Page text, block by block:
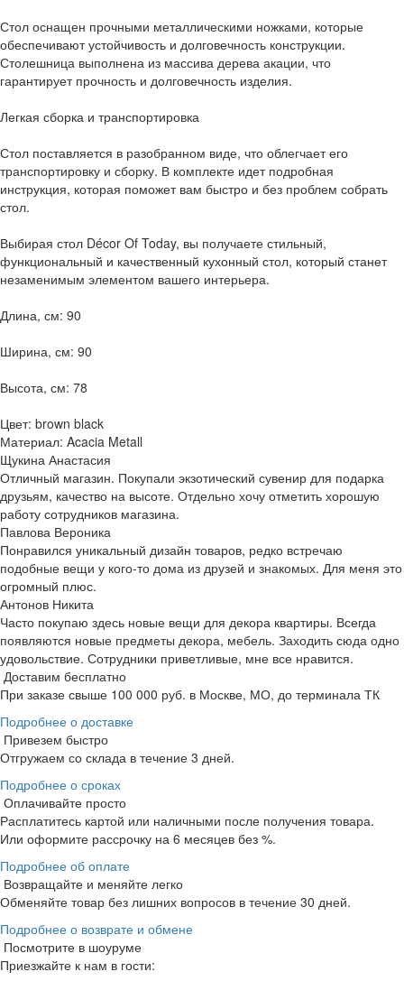
Стол оснащен прочными металлическими ножками, которые
обеспечивают устойчивость и долговечность конструкции.
Столешница выполнена из массива дерева акации, что
гарантирует прочность и долговечность изделия.
Легкая сборка и транспортировка
Стол поставляется в разобранном виде, что облегчает его
транспортировку и сборку. В комплекте идет подробная
инструкция, которая поможет вам быстро и без проблем собрать
стол.
Выбирая стол Décor Of Today, вы получаете стильный,
функциональный и качественный кухонный стол, который станет
незаменимым элементом вашего интерьера.
Длина, см: 90
Ширина, см: 90
Высота, см: 78
Цвет: brown black
Материал: Acacia Metall
Щукина Анастасия
Отличный магазин. Покупали экзотический сувенир для подарка
друзьям, качество на высоте. Отдельно хочу отметить хорошую
работу сотрудников магазина.
Павлова Вероника
Понравился уникальный дизайн товаров, редко встречаю
подобные вещи у кого-то дома из друзей и знакомых. Для меня это
огромный плюс.
Антонов Никита
Часто покупаю здесь новые вещи для декора квартиры. Всегда
появляются новые предметы декора, мебель. Заходить сюда одно
удовольствие. Сотрудники приветливые, мне все нравится.
Доставим бесплатно
При заказе свыше 100 000 руб. в Москве, МО, до терминала ТК
Подробнее о доставке
Привезем быстро
Отгружаем со склада в течение 3 дней.
Подробнее о сроках
Оплачивайте просто
Расплатитесь картой или наличными после получения товара.
Или оформите рассрочку на 6 месяцев без %.
Подробнее об оплате
Возвращайте и меняйте легко
Обменяйте товар без лишних вопросов в течение 30 дней.
Подробнее о возврате и обмене
Посмотрите в шоуруме
Приезжайте к нам в гости: